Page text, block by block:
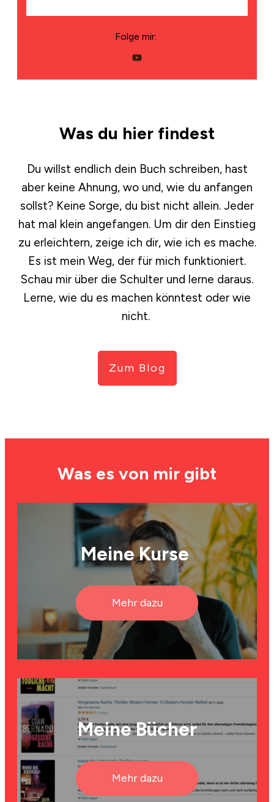
Folge mir:
Was du hier findest
Du willst endlich dein Buch schreiben, hast
aber keine Ahnung, wo und, wie du anfangen
sollst? Keine Sorge, du bist nicht allein. Jeder
hat mal klein angefangen. Um dir den Einstieg
zu erleichtern, zeige ich dir, wie ich es mache.
Es ist mein Weg, der für mich funktioniert.
Schau mir über die Schulter und lerne daraus.
Lerne, wie du es machen könntest oder wie
nicht.
Zum Blog
Was es von mir gibt
Meine Kurse
Mehr dazu
Meine Bücher
Mehr dazu